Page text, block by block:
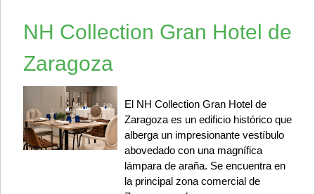
NH Collection Gran Hotel de
Zaragoza
El NH Collection Gran Hotel de
Zaragoza es un edificio histórico que
alberga un impresionante vestíbulo
abovedado con una magnífica
lámpara de araña. Se encuentra en
la principal zona comercial de